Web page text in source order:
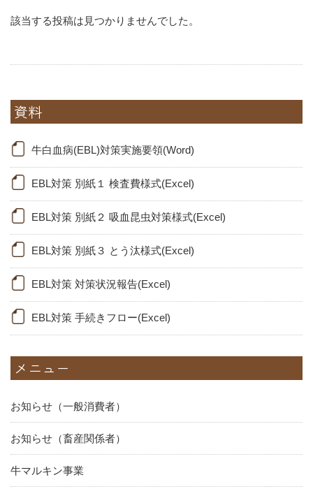
該当する投稿は見つかりませんでした。
資料
牛白血病(EBL)対策実施要領(Word)
EBL対策 別紙１ 検査費様式(Excel)
EBL対策 別紙２ 吸血昆虫対策様式(Excel)
EBL対策 別紙３ とう汰様式(Excel)
EBL対策 対策状況報告(Excel)
EBL対策 手続きフロー(Excel)
メニュー
お知らせ（一般消費者）
お知らせ（畜産関係者）
牛マルキン事業